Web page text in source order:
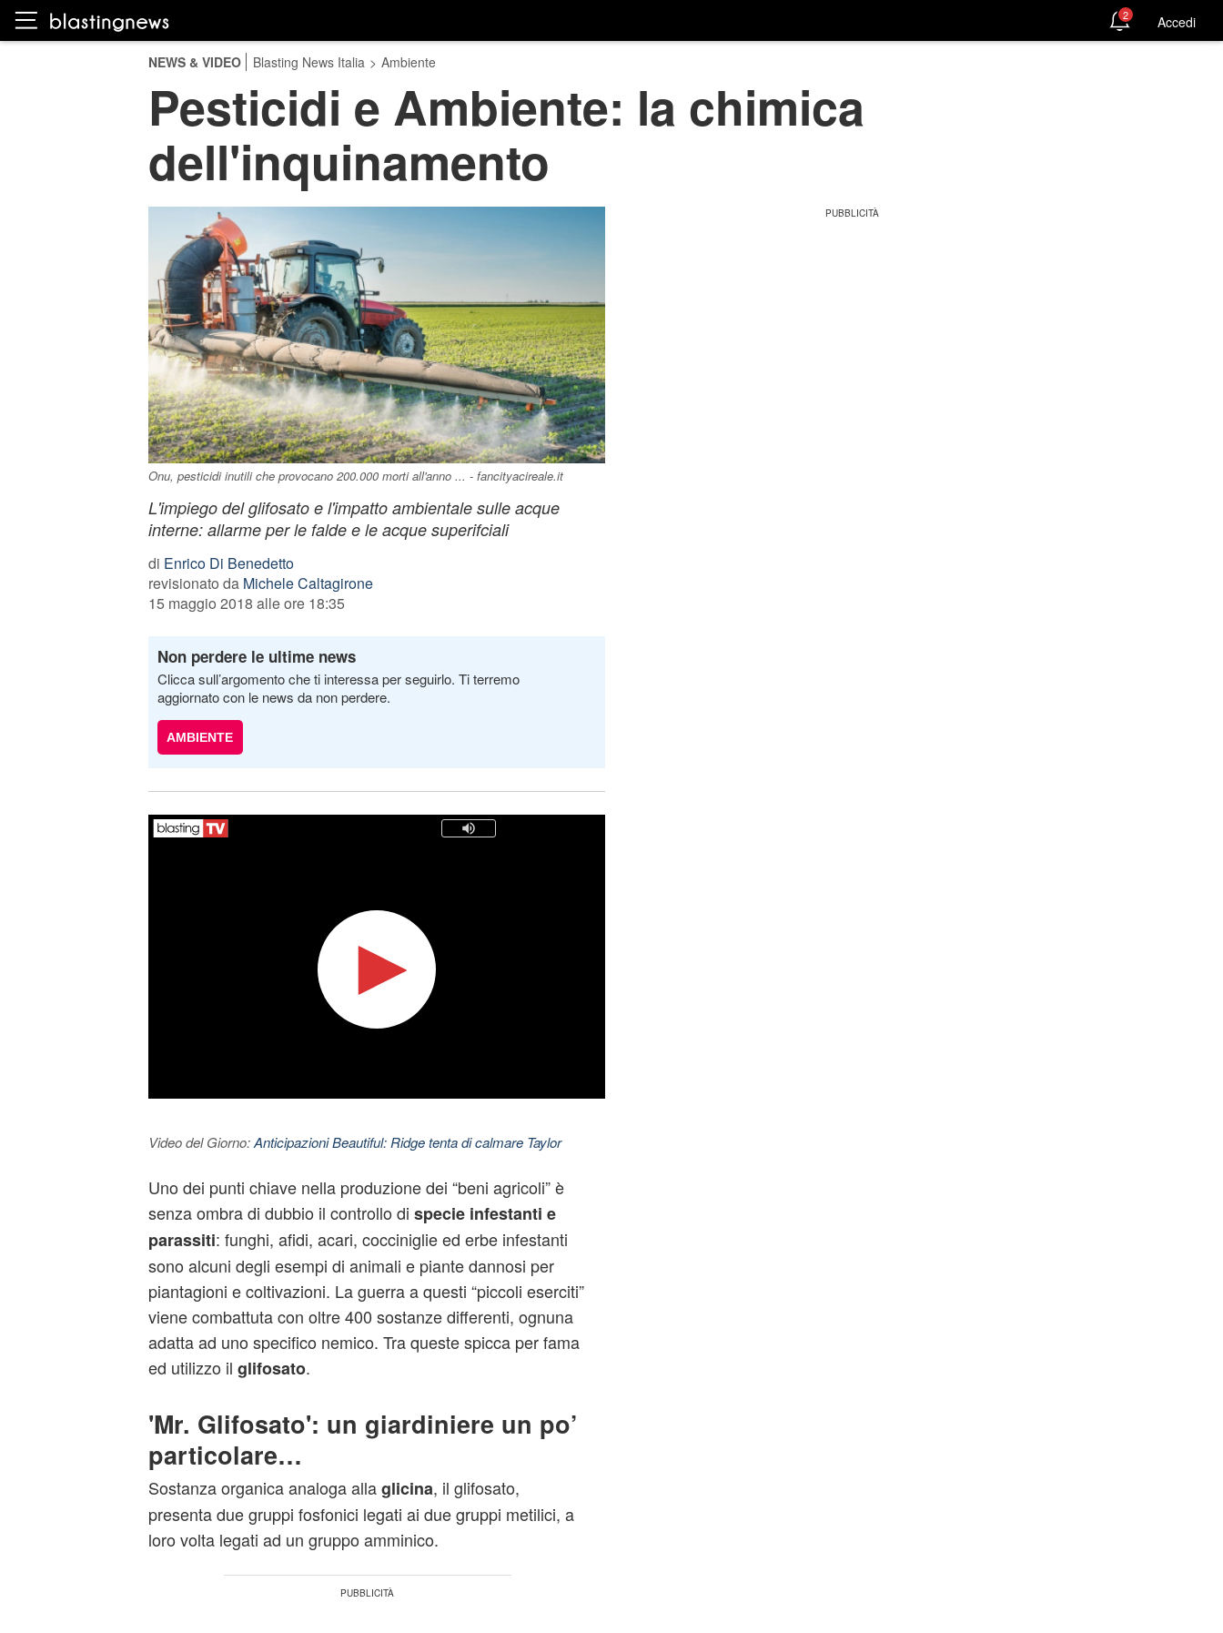
2 Accedi
NEWS & VIDEO Blasting News Italia > Ambiente
Pesticidi e Ambiente: la chimica
dell'inquinamento
Onu, pesticidi inutili che provocano 200.000 morti all'anno ... - fancityacireale.it
L'impiego del glifosato e l'impatto ambientale sulle acque
interne: allarme per le falde e le acque superifciali
di Enrico Di Benedetto
revisionato da Michele Caltagirone
15 maggio 2018 alle ore 18:35
Non perdere le ultime news
Clicca sull’argomento che ti interessa per seguirlo. Ti terremo
aggiornato con le news da non perdere.
AMBIENTE
Video del Giorno:Anticipazioni Beautiful: Ridge tenta di calmare Taylor
Uno dei punti chiave nella produzione dei “beni agricoli” è
senza ombra di dubbio il controllo di specie infestanti e
parassiti: funghi, afidi, acari, cocciniglie ed erbe infestanti
sono alcuni degli esempi di animali e piante dannosi per
piantagioni e coltivazioni. La guerra a questi “piccoli eserciti”
viene combattuta con oltre 400 sostanze differenti, ognuna
adatta ad uno specifico nemico. Tra queste spicca per fama
ed utilizzo il glifosato.
'Mr. Glifosato': un giardiniere un po’
particolare…
Sostanza organica analoga allaglicina, il glifosato,
presenta due gruppi fosfonici legati ai due gruppi metilici, a
loro volta legati ad un gruppo amminico.